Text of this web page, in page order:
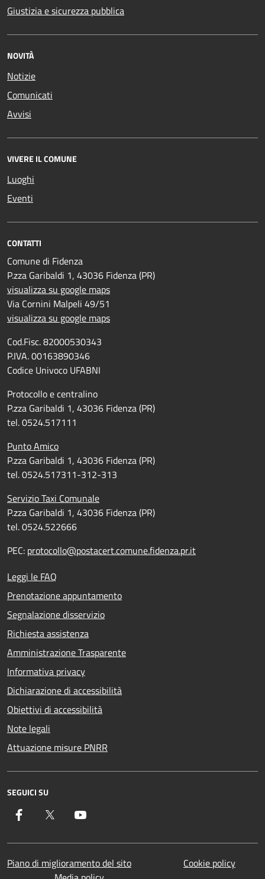
Giustizia e sicurezza pubblica
NOVITÀ
Notizie
Comunicati
Avvisi
VIVERE IL COMUNE
Luoghi
Eventi
CONTATTI
Comune di Fidenza
P.zza Garibaldi 1, 43036 Fidenza (PR)
visualizza su google maps
Via Cornini Malpeli 49/51
visualizza su google maps
Cod.Fisc. 82000530343
P.IVA. 00163890346
Codice Univoco UFABNI
Protocollo e centralino
P.zza Garibaldi 1, 43036 Fidenza (PR)
tel. 0524.517111
Punto Amico
P.zza Garibaldi 1, 43036 Fidenza (PR)
tel. 0524.517311-312-313
Servizio Taxi Comunale
P.zza Garibaldi 1, 43036 Fidenza (PR)
tel. 0524.522666
PEC: protocollo@postacert.comune.fidenza.pr.it
Leggi le FAQ
Prenotazione appuntamento
Segnalazione disservizio
Richiesta assistenza
Amministrazione Trasparente
Informativa privacy
Dichiarazione di accessibilità
Obiettivi di accessibilità
Note legali
Attuazione misure PNRR
SEGUICI SU
Facebook Twitter
Piano di miglioramento del sito
Cookie policy